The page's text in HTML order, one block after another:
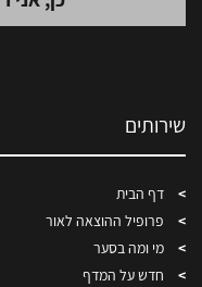
שירותים
דף הבית
פרופיל ההוצאה לאור
מי ומה בסער
חדש על המדף